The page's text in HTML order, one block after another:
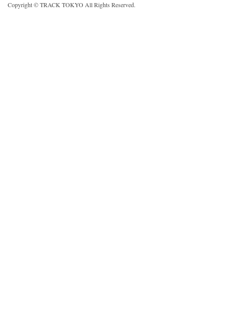
Copyright © TRACK TOKYO All Rights Reserved.